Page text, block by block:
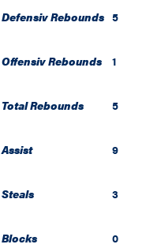
Defensiv Rebounds 5
Offensiv Rebounds 1
Total Rebounds 5
Assist 9
Steals 3
Blocks 0